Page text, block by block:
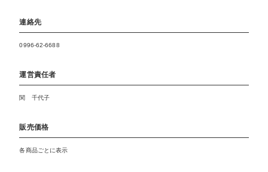
連絡先
0996-62-6688
運営責任者
関 千代子
販売価格
各商品ごとに表示